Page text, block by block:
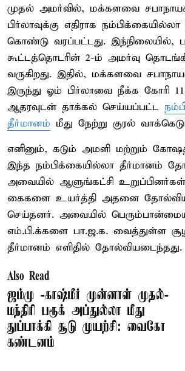
முதல் அமர்வில், மக்களவை
பிர்லாவுக்கு எதிராக
கொண்டு வரப்பட்டது. இந்நிலையில்,
கூட்டத்தொடரின் 2-ம் அமர்வு
வருகிறது. இதில், மக்களவை
இருந்து ஓம் பிர்லாவை நீக்க கோரி
ஆதரவுடன் தாக்கல் செய்யப்பட்ட
தீர்மானம் மீது நேற்று குரல்
எனினும், கடும் அமளி மற்றும்
இந்த நம்பிக்கையில்லா தீர்மானம்
அவையில் ஆளுங்கட்சி
கைகளை உயர்த்தி அதனை
செய்தனர். அவையில்
எம்.பி.க்களை பா.ஜ.க. வைத்துள்ள
தீர்மானம் எளிதில் தோல்வியடைந்தது.
Also Read
ஜம்மு -காஷ்மீர் முன்னாள் முதல்-
மந்திரி பரூக் அப்துல்லா மீது
துப்பாக்கி சூடு முயற்சி: வைகோ
கண்டனம்